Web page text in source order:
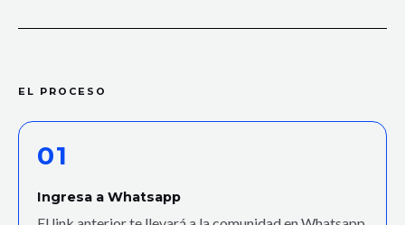
EL PROCESO
01
Ingresa a Whatsapp